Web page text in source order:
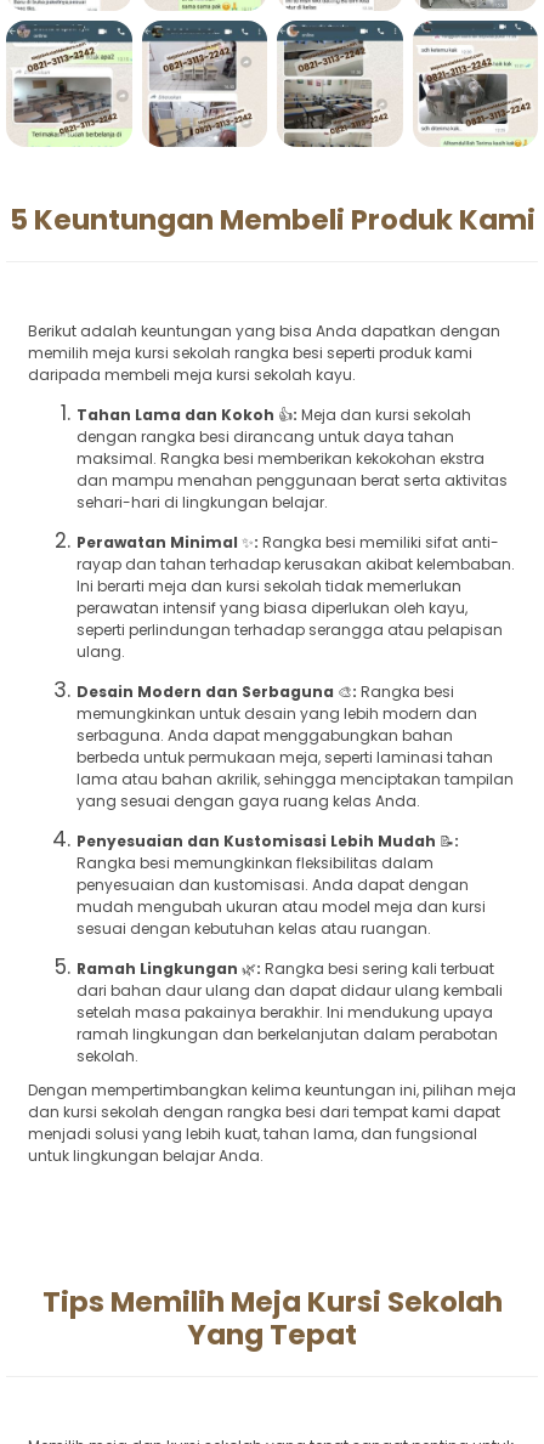
5 Keuntungan Membeli Produk Kami
Berikut adalah keuntungan yang bisa Anda dapatkan dengan
memilih meja kursi sekolah rangka besi seperti produk kami
daripada membeli meja kursi sekolah kayu.
Tahan Lama dan Kokoh 👍: Meja dan kursi sekolah
dengan rangka besi dirancang untuk daya tahan
maksimal. Rangka besi memberikan kekokohan ekstra
dan mampu menahan penggunaan berat serta aktivitas
sehari-hari di lingkungan belajar.
Perawatan Minimal ✨: Rangka besi memiliki sifat anti-
rayap dan tahan terhadap kerusakan akibat kelembaban.
Ini berarti meja dan kursi sekolah tidak memerlukan
perawatan intensif yang biasa diperlukan oleh kayu,
seperti perlindungan terhadap serangga atau pelapisan
ulang.
Desain Modern dan Serbaguna 🎨: Rangka besi
memungkinkan untuk desain yang lebih modern dan
serbaguna. Anda dapat menggabungkan bahan
berbeda untuk permukaan meja, seperti laminasi tahan
lama atau bahan akrilik, sehingga menciptakan tampilan
yang sesuai dengan gaya ruang kelas Anda.
Penyesuaian dan Kustomisasi Lebih Mudah 📝:
Rangka besi memungkinkan fleksibilitas dalam
penyesuaian dan kustomisasi. Anda dapat dengan
mudah mengubah ukuran atau model meja dan kursi
sesuai dengan kebutuhan kelas atau ruangan.
Ramah Lingkungan 🌿: Rangka besi sering kali terbuat
dari bahan daur ulang dan dapat didaur ulang kembali
setelah masa pakainya berakhir. Ini mendukung upaya
ramah lingkungan dan berkelanjutan dalam perabotan
sekolah.
Dengan mempertimbangkan kelima keuntungan ini, pilihan meja
dan kursi sekolah dengan rangka besi dari tempat kami dapat
menjadi solusi yang lebih kuat, tahan lama, dan fungsional
untuk lingkungan belajar Anda.
Tips Memilih Meja Kursi Sekolah
Yang Tepat